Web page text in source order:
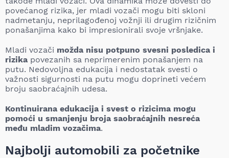
povećanog rizika, jer mladi vozači mogu biti skloni
nadmetanju, neprilagođenoj vožnji ili drugim rizičnim
ponašanjima kako bi impresionirali svoje vršnjake.
Mladi vozači možda nisu potpuno svesni posledica i
rizika povezanih sa neprimerenim ponašanjem na
putu. Nedovoljna edukacija i nedostatak svesti o
važnosti sigurnosti na putu mogu doprineti većem
broju saobraćajnih udesa.
Kontinuirana edukacija i svest o rizicima mogu
pomoći u smanjenju broja saobraćajnih nesreća
među mladim vozačima.
Najbolji automobili za početnike